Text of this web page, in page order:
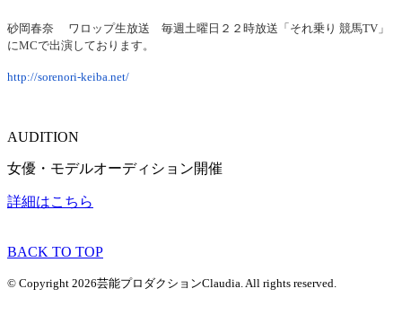
砂岡春奈 ワロップ生放送 毎週土曜日２２時放送「それ乗り 競馬TV」
にMCで出演しております。
http://sorenori-keiba.net/
AUDITION
女優・モデルオーディション開催
詳細はこちら
BACK TO TOP
© Copyright 2026芸能プロダクションClaudia. All rights reserved.